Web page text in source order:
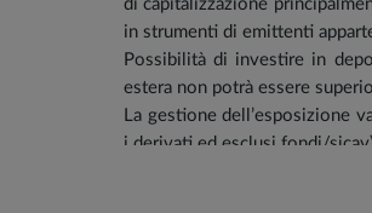
di capitalizzazione
in strumenti di emittenti
Possibilità di investire in
estera non potrà essere
La gestione dell’esposizione
i derivati ed esclusi fondi/
Vengono tendenzialmente